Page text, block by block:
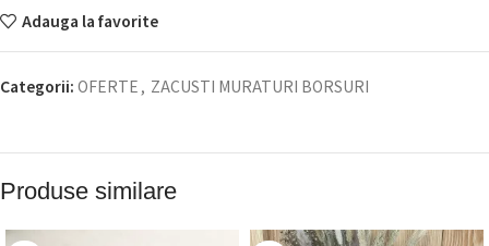
Adauga la favorite
Categorii: OFERTE , ZACUSTI MURATURI BORSURI
Produse similare